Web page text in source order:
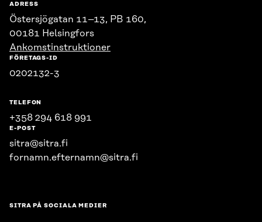
ADRESS
Östersjögatan 11–13, PB 160,
00181 Helsingfors
Ankomstinstruktioner
FÖRETAGS-ID
0202132-3
TELEFON
+358 294 618 991
E-POST
sitra@sitra.fi
fornamn.efternamn@sitra.fi
SITRA PÅ SOCIALA MEDIER